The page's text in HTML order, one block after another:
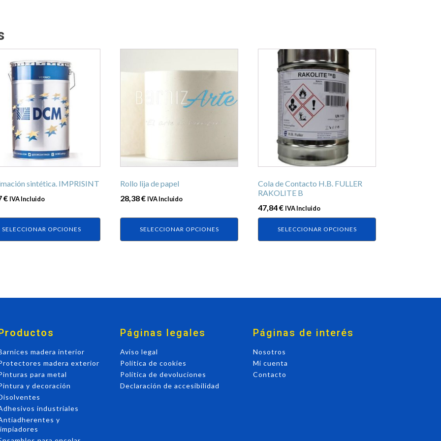
sintética. IMPRISINT
€ IVA Incluido
SELECCIONAR OPCIONES
Rollo lija de papel
28,38€ IVA Incluido
SELECCIONAR OPCIONES
múltiples
variantes.
pueden
elegir
la
página
producto
Cola de Contacto H.B. FULLER
RAKOLITE B
47,84€ IVA Incluido
SELECCIONAR OPCIONES
producto
múltiples
variantes.
opciones
pueden
elegir
la
producto
madera interior
madera exterior
para metal
y decoración
industriales
y
Páginas legales
Aviso legal
Política de cookies
Política de devoluciones
Declaración de accesibilidad
Páginas de interés
Nosotros
Mi cuenta
Contacto